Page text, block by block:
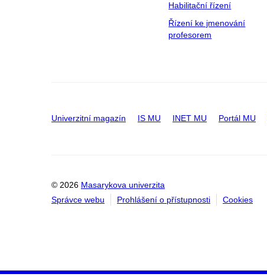
Habilitační řízení
Řízení ke jmenování
profesorem
Univerzitní magazín IS MU INET MU Portál MU
© 2026 Masarykova univerzita
Správce webu
Prohlášení o přístupnosti Cookies